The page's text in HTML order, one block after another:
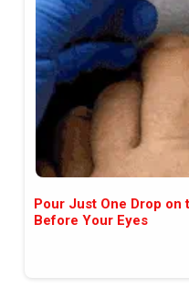
Pour Just One Drop on
Before Your Eyes